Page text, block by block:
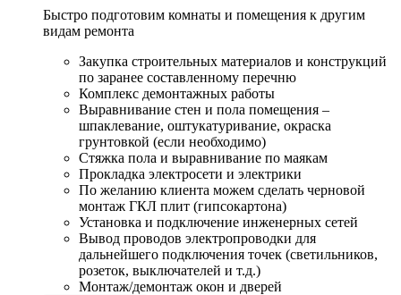
Быстро подготовим комнаты и помещения к другим
видам ремонта
Закупка строительных материалов и конструкций
по заранее составленному перечню
Комплекс демонтажных работы
Выравнивание стен и пола помещения –
шпаклевание, оштукатуривание, окраска
грунтовкой (если необходимо)
Стяжка пола и выравнивание по маякам
Прокладка электросети и электрики
По желанию клиента можем сделать черновой
монтаж ГКЛ плит (гипсокартона)
Установка и подключение инженерных сетей
Вывод проводов электропроводки для
дальнейшего подключения точек (светильников,
розеток, выключателей и т.д.)
Монтаж/демонтаж окон и дверей